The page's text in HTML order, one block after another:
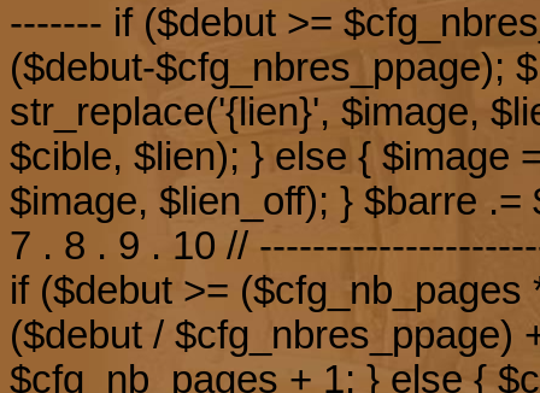
------- if ($debut >=
($debut-$cfg_nbres_ppage);
str_replace('{lien}', $image,
$cible, $lien); } else { $image
$image, $lien_off); } $barre
7 . 8 . 9 . 10 //
if ($debut >=
($debut / $cfg_nbres_ppage)
$cfg_nb_pages + 1; } else {